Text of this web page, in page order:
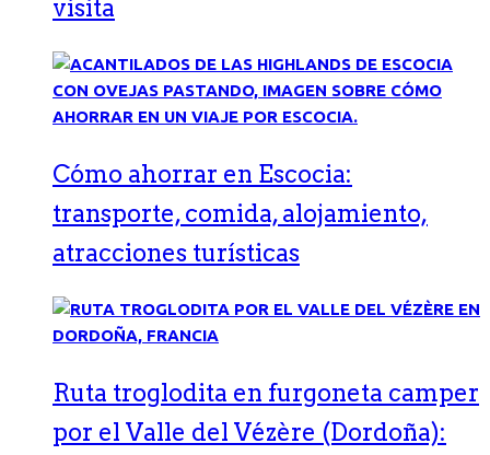
visita
Cómo ahorrar en Escocia:
transporte, comida, alojamiento,
atracciones turísticas
Ruta troglodita en furgoneta camper
por el Valle del Vézère (Dordoña):